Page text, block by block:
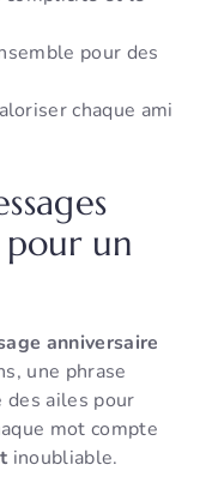
pour des
chaque ami
un
anniversaire
une phrase
des ailes pour
mot compte
inoubliable.